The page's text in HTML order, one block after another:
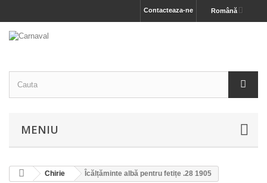
Română
Contacteaza-ne
MENIU
Chirie Îcălțăminte albă pentru fetițe .28 1905